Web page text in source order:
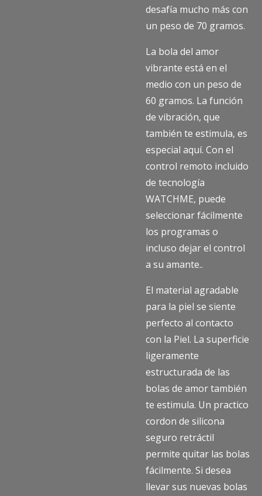
desafía mucho más con
un peso de 70 gramos.
La bola del amor
vibrante está en el
medio con un peso de
60 gramos. La función
de vibración, que
también te estimula, es
especial aquí. Con el
control remoto incluido
de tecnología
WATCHME, puede
seleccionar fácilmente
los programas o
incluso dejar el control
a su amante..
El material agradable
para la piel se siente
perfecto al contacto
con la Piel. La superficie
ligeramente
estructurada de las
bolas de amor también
te estimula. Un practico
cordon de silicona
seguro retráctil
permite quitar las bolas
fácilmente. Si desea
llevar sus nuevas bolas